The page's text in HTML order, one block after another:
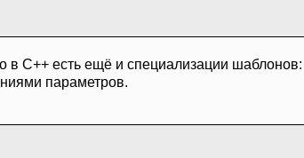
в C++ есть ещё и специализации
параметров.